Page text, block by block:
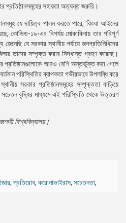
প্রতিষ্ঠানসমূহের সহায়তা অত্যন্ত জরুরি।
যে দায়িত্ব পালন করতে পারে, কিংবা আইনের
কোভিড-১৯-এর বিপর্যয় মোকাবিলায় তার পরিপূর্ণ
যে সরকার স্থানীয় পর্যায়ে জনপ্রতিনিধিদের
তাদের সম্পৃক্ত করার সিদ্ধান্ত গ্রহণ করেছে।
প্রতিষ্ঠানগুলোকে আরও বেশি অন্তর্ভুক্ত করা গেলে
পরিস্থিতির ব্যাপকতা গভীরভাবে উপলব্ধি করে
সরকার প্রতিষ্ঠানসমূহের সম্পৃক্ততা বাড়িয়ে
সচেতন বৃদ্ধির মাধ্যমে এই পরিস্থিতি থেকে উত্তরণ
বিশ্ববিদ্যালয়।
, প্রতিরোধ, করোনাভাইরাস, সচেতনতা,